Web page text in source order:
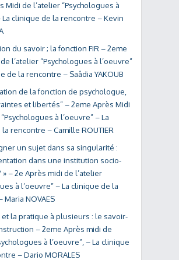
Midi de l’atelier “Psychologues à
La clinique de la rencontre – Kevin
du savoir ; la fonction FIR – 2eme
l’atelier “Psychologues à l’oeuvre”
de la rencontre – Saâdia YAKOUB
de la fonction de psychologue,
et libertés” – 2eme Après Midi
à l’oeuvre” – La
rencontre – Camille ROUTIER
un sujet dans sa singularité :
dans une institution socio-
» – 2e Après midi de l’atelier
à l’oeuvre” – La clinique de la
NOVAES
et la pratique à plusieurs : le savoir-
– 2eme Après midi de
à l’oeuvre”, – La clinique
– Dario MORALES